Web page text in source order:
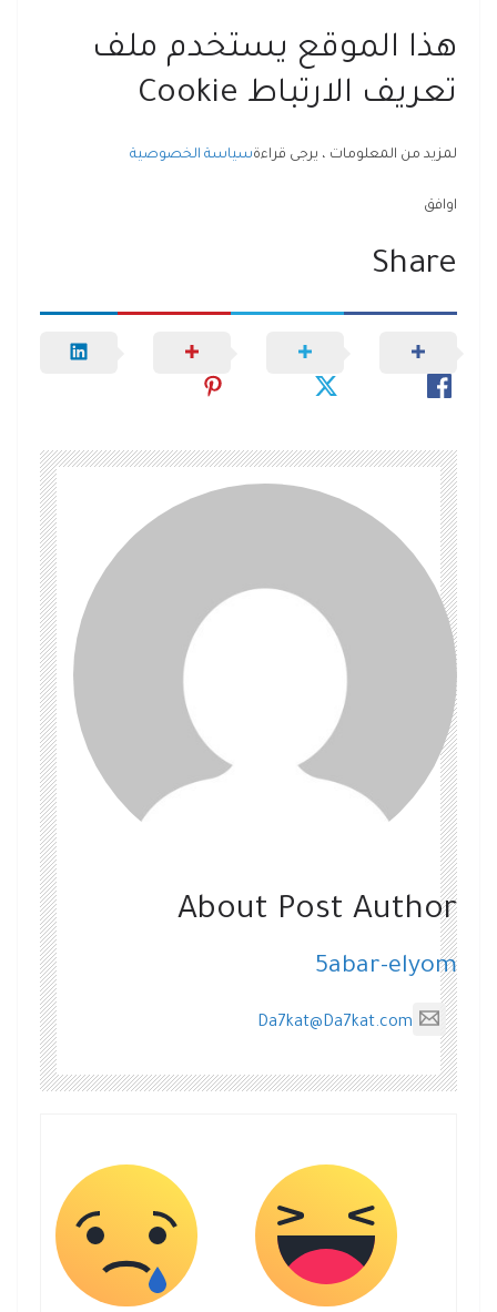
هذا الموقع يستخدم ملف
تعريف الارتباط Cookie
لمزيد من المعلومات ، يرجى قراءةسياسة الخصوصية
اوافق
Share
About Post Author
5abar-elyom
Da7kat@Da7kat.com